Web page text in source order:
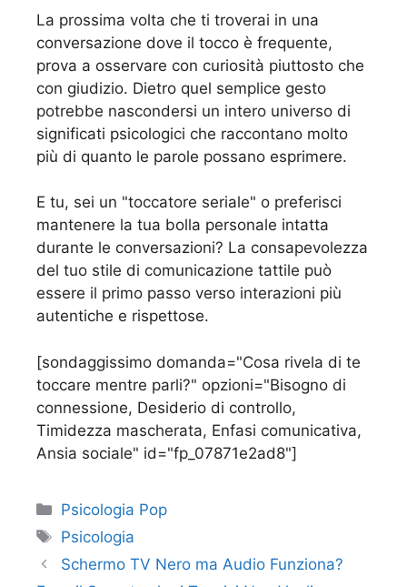
La prossima volta che ti troverai in una
conversazione dove il tocco è frequente,
prova a osservare con curiosità piuttosto che
con giudizio. Dietro quel semplice gesto
potrebbe nascondersi un intero universo di
significati psicologici che raccontano molto
più di quanto le parole possano esprimere.
E tu, sei un "toccatore seriale" o preferisci
mantenere la tua bolla personale intatta
durante le conversazioni? La consapevolezza
del tuo stile di comunicazione tattile può
essere il primo passo verso interazioni più
autentiche e rispettose.
[sondaggissimo domanda="Cosa rivela di te
toccare mentre parli?" opzioni="Bisogno di
connessione, Desiderio di controllo,
Timidezza mascherata, Enfasi comunicativa,
Ansia sociale" id="fp_07871e2ad8"]
Categorie
Psicologia Pop
Tag
Psicologia
Schermo TV Nero ma Audio Funziona?